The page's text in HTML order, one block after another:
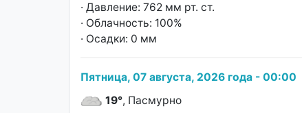
· Давление: 762 мм рт. ст.
· Облачность: 100%
· Осадки: 0 мм
Пятница, 07 августа, 2026 года - 00:00
19°, Пасмурно